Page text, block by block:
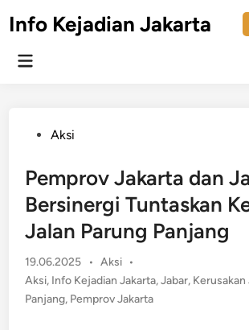
toInfo Kejadian Jakarta
Main
PostedAksi
Pemprov Jakarta dan
Bersinergi Tuntaskan
Jalan Parung Panjang
19.06.2025 • Posted
in
Aksi •
Aksi, Info Kejadian Jakarta,Jabar, Kerusakan
Panjang, Pemprov Jakarta